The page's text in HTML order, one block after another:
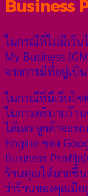
Business
ในกรณีที่ไม่มีเว็บ
My Business
จากการมีที่อยู่เป็
ในกรณีที่มีเว็บไซ
ในการอธิบายร้า
ได้เลย ลูกค้าจะพ
Engine ของ
Business
ร้านคุณได้มากขึ้น
ว่าร้านของคุณมีอ